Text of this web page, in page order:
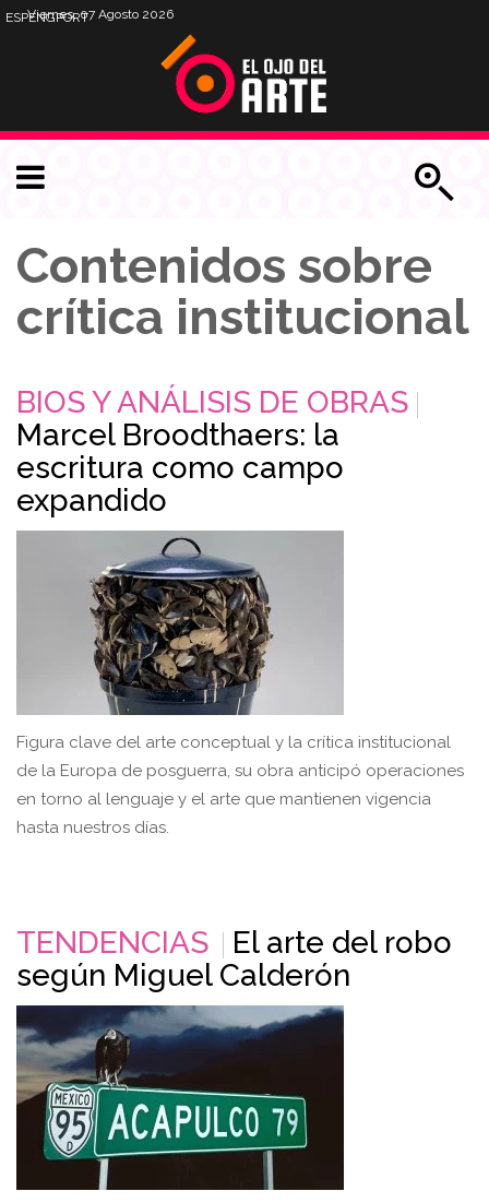
Viernes, 07 Agosto 2026
ESPENGPORT
Contenidos sobre
crítica institucional
BIOS Y ANÁLISIS DE OBRAS
Marcel Broodthaers: la
escritura como campo
expandido
Figura clave del arte conceptual y la crítica institucional
de la Europa de posguerra, su obra anticipó operaciones
en torno al lenguaje y el arte que mantienen vigencia
hasta nuestros días.
TENDENCIAS
El arte del robo
según Miguel Calderón